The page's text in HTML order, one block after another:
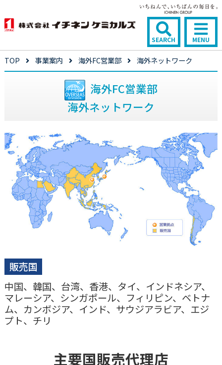
SEARCH MENU
TOP 事業案内 海外FC営業部 海外ネットワーク
海外FC営業部
海外ネットワーク
販売国
中国、韓国、台湾、香港、タイ、インドネシア、
マレーシア、シンガポール、フィリピン、ベトナ
ム、カンボジア、インド、サウジアラビア、エジ
プト、チリ
主要国販売代理店